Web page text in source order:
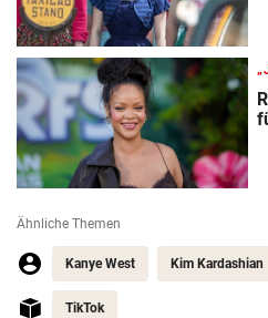
Ähnliche Themen
Kanye West Kim Kardashian
TikTok